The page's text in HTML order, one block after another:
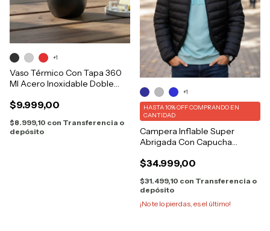
Vaso Térmico Con Tapa 360
Ml Acero Inoxidable Doble
$9.999,00
$8.999,10 con Transferencia o
depósito
+1
Campera Inflable Super
Abrigada Con Capucha
$34.999,00
HASTA 10% OFFCOMPRANDO EN
CANTIDAD
$31.499,10 con Transferencia o
depósito
¡No te lo pierdas, es el último!
+1